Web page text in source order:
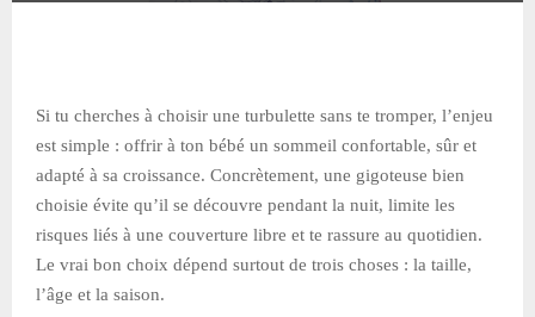
Si tu cherches à choisir une turbulette sans te tromper, l’enjeu
est simple : offrir à ton bébé un sommeil confortable, sûr et
adapté à sa croissance. Concrètement, une gigoteuse bien
choisie évite qu’il se découvre pendant la nuit, limite les
risques liés à une couverture libre et te rassure au quotidien.
Le vrai bon choix dépend surtout de trois choses : la taille,
l’âge et la saison.